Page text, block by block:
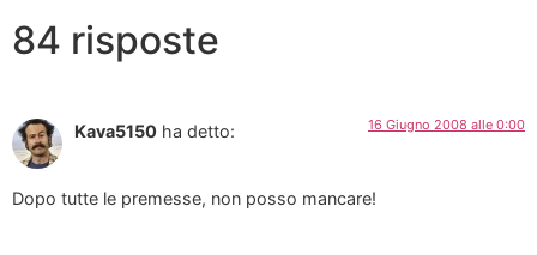
84 risposte
Kava5150 ha detto: 16 Giugno 2008 alle 0:00
Dopo tutte le premesse, non posso mancare!